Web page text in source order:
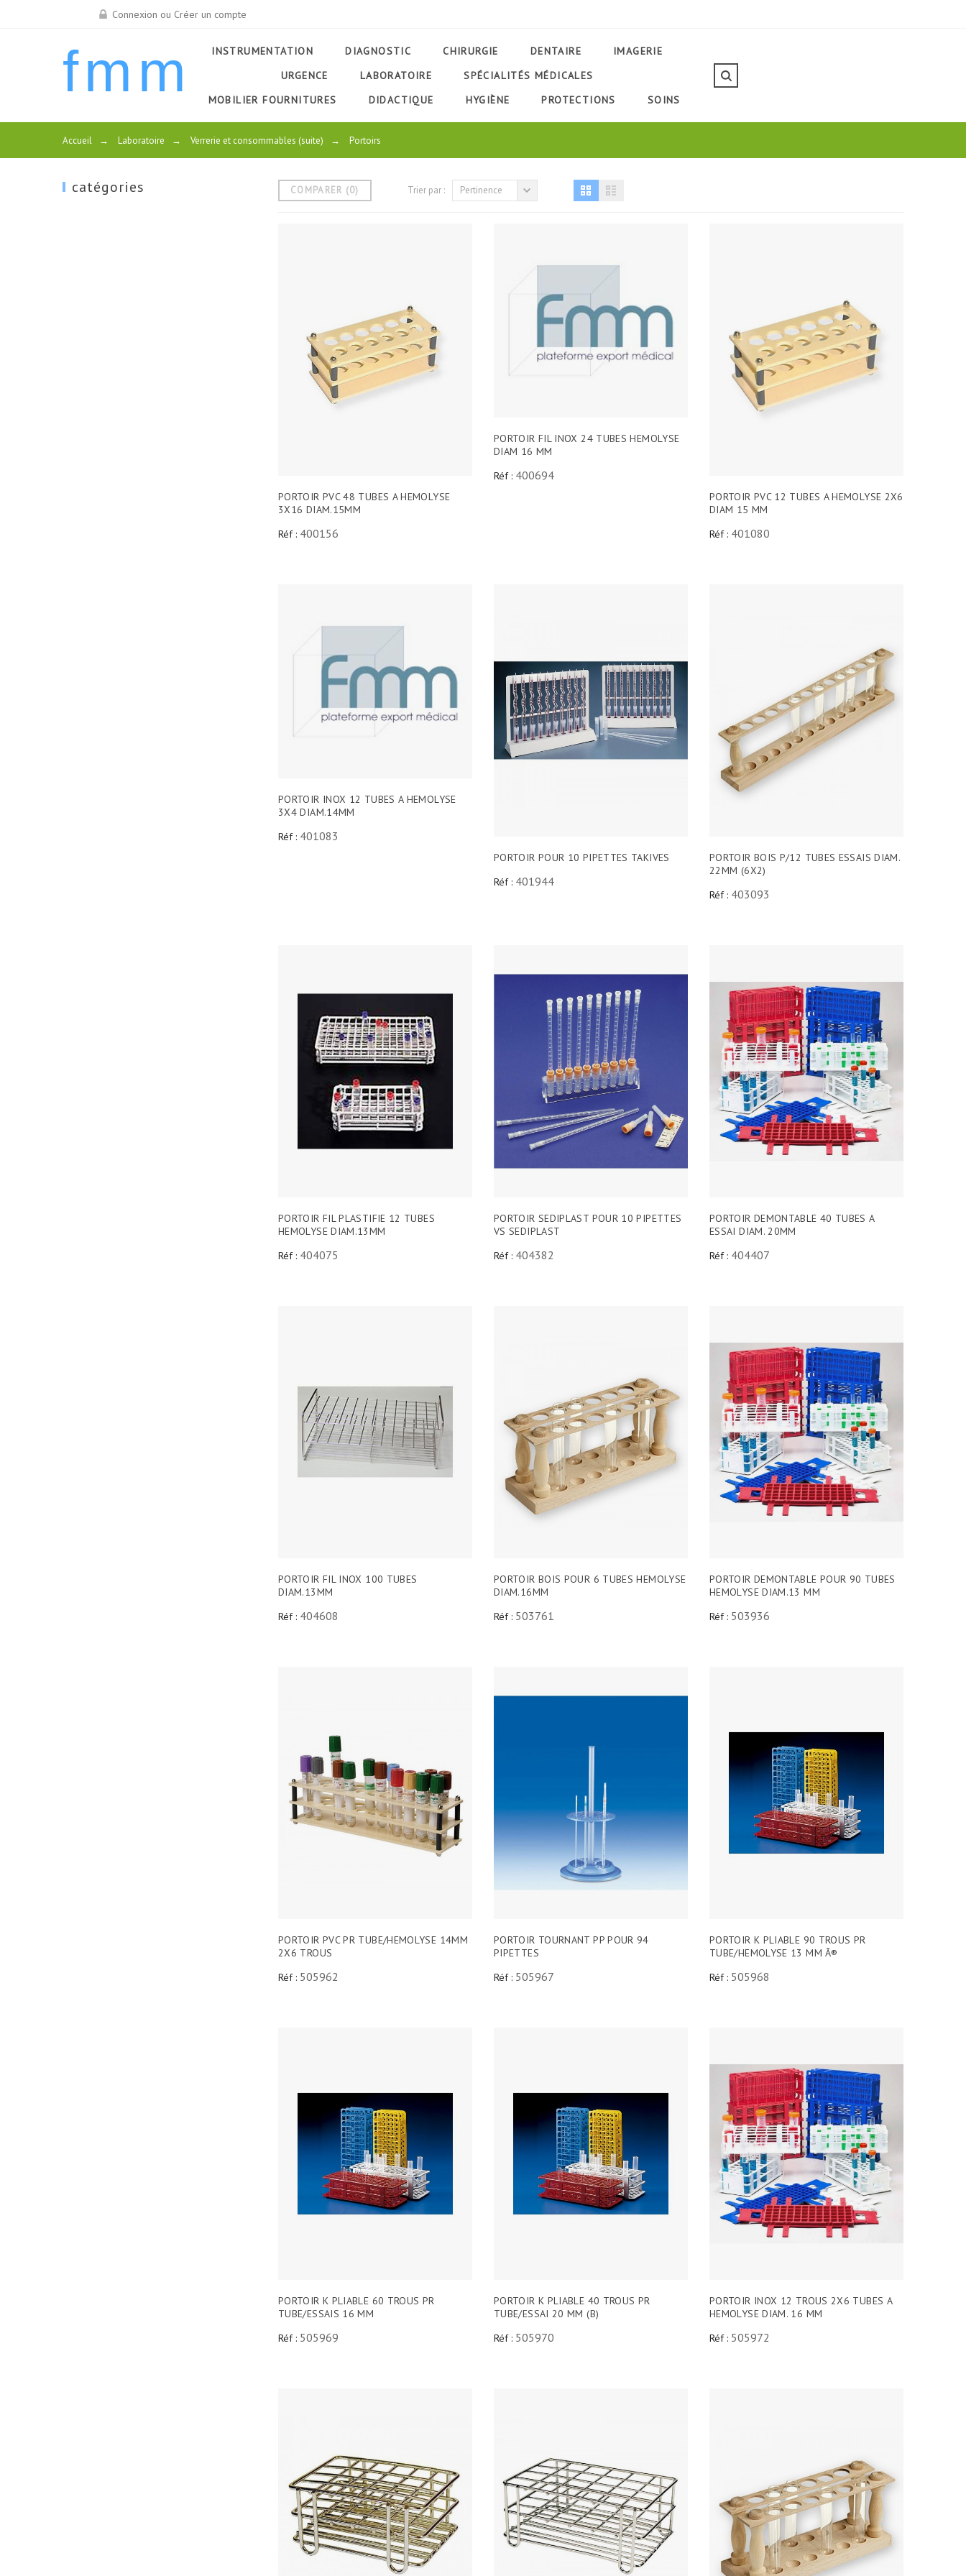
Connexion ou Créer un compte
fmm INSTRUMENTATION DIAGNOSTIC CHIRURGIE DENTAIRE
IMAGERIE
URGENCE
LABORATOIRE
SPÉCIALITÉS MÉDICALES
MOBILIER FOURNITURES
DIDACTIQUE HYGIÈNE PROTECTIONS SOINS
Accueil → Laboratoire → Verrerie et consommables (suite) → Portoirs
catégories COMPARER (0) Trier par : Pertinence
PORTOIR PVC 48 TUBES A HEMOLYSE
3X16 DIAM.15MM
Réf : 400156
PORTOIR FIL INOX 24 TUBES HEMOLYSE
DIAM 16 MM
Réf : 400694
PORTOIR PVC 12 TUBES A HEMOLYSE 2X6
DIAM 15 MM
Réf : 401080
PORTOIR INOX 12 TUBES A HEMOLYSE
3X4 DIAM.14MM
Réf : 401083
PORTOIR POUR 10 PIPETTES TAKIVES
Réf : 401944
PORTOIR BOIS P/12 TUBES ESSAIS DIAM.
22MM (6X2)
Réf : 403093
PORTOIR FIL PLASTIFIE 12 TUBES
HEMOLYSE DIAM.13MM
Réf : 404075
PORTOIR SEDIPLAST POUR 10 PIPETTES
VS SEDIPLAST
Réf : 404382
PORTOIR DEMONTABLE 40 TUBES A
ESSAI DIAM. 20MM
Réf : 404407
PORTOIR FIL INOX 100 TUBES
DIAM.13MM
Réf : 404608
PORTOIR BOIS POUR 6 TUBES HEMOLYSE
DIAM.16MM
Réf : 503761
PORTOIR DEMONTABLE POUR 90 TUBES
HEMOLYSE DIAM.13 MM
Réf : 503936
PORTOIR PVC PR TUBE/HEMOLYSE 14MM
2X6 TROUS
Réf : 505962
PORTOIR TOURNANT PP POUR 94
PIPETTES
Réf : 505967
PORTOIR K PLIABLE 90 TROUS PR
TUBE/HEMOLYSE 13 MM Â®
Réf : 505968
PORTOIR K PLIABLE 60 TROUS PR
TUBE/ESSAIS 16 MM
Réf : 505969
PORTOIR K PLIABLE 40 TROUS PR
TUBE/ESSAI 20 MM (B)
Réf : 505970
PORTOIR INOX 12 TROUS 2X6 TUBES A
HEMOLYSE DIAM. 16 MM
Réf : 505972